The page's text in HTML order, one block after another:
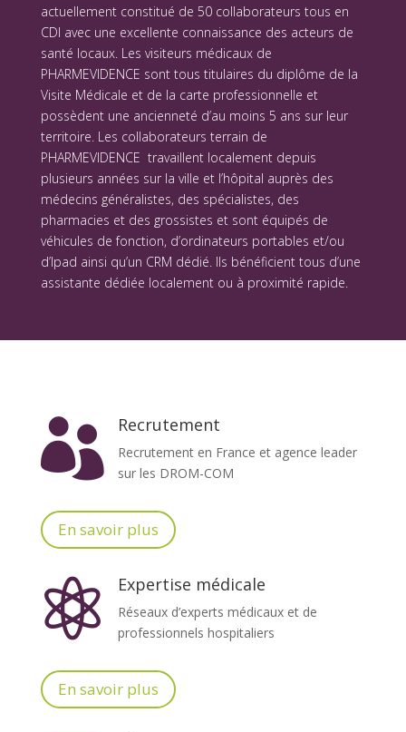
actuellement constitué de 50 collaborateurs tous en
CDI avec une excellente connaissance des acteurs de
santé locaux. Les visiteurs médicaux de
PHARMEVIDENCE sont tous titulaires du diplôme de la
Visite Médicale et de la carte professionnelle et
possèdent une ancienneté d’au moins 5 ans sur leur
territoire. Les collaborateurs terrain de
PHARMEVIDENCE travaillent localement depuis
plusieurs années sur la ville et l’hôpital auprès des
médecins généralistes, des spécialistes, des
pharmacies et des grossistes et sont équipés de
véhicules de fonction, d’ordinateurs portables et/ou
d’Ipad ainsi qu’un CRM dédié. Ils bénéficient tous d’une
assistante dédiée localement ou à proximité rapide.
 Recrutement
Recrutement en France et agence leader
sur les DROM-COM
En savoir plus
 Expertise médicale
Réseaux d’experts médicaux et de
professionnels hospitaliers
En savoir plus